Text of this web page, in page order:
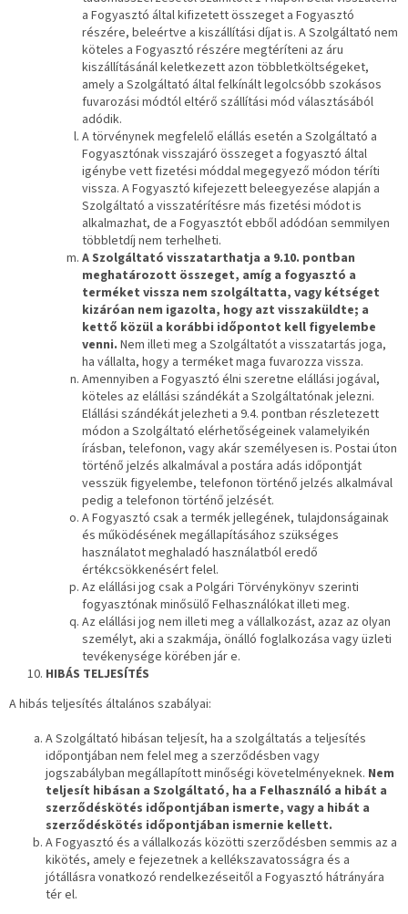
a Fogyasztó által kifizetett összeget a Fogyasztó
részére, beleértve a kiszállítási díjat is. A Szolgáltató nem
köteles a Fogyasztó részére megtéríteni az áru
kiszállításánál keletkezett azon többletköltségeket,
amely a Szolgáltató által felkínált legolcsóbb szokásos
fuvarozási módtól eltérő szállítási mód választásából
adódik.
A törvénynek megfelelő elállás esetén a Szolgáltató a
Fogyasztónak visszajáró összeget a fogyasztó által
igénybe vett fizetési móddal megegyező módon téríti
vissza. A Fogyasztó kifejezett beleegyezése alapján a
Szolgáltató a visszatérítésre más fizetési módot is
alkalmazhat, de a Fogyasztót ebből adódóan semmilyen
többletdíj nem terhelheti.
A Szolgáltató visszatarthatja a 9.10. pontban
meghatározott összeget, amíg a fogyasztó a
terméket vissza nem szolgáltatta, vagy kétséget
kizáróan nem igazolta, hogy azt visszaküldte; a
kettő közül a korábbi időpontot kell figyelembe
venni. Nem illeti meg a Szolgáltatót a visszatartás joga,
ha vállalta, hogy a terméket maga fuvarozza vissza.
Amennyiben a Fogyasztó élni szeretne elállási jogával,
köteles az elállási szándékát a Szolgáltatónak jelezni.
Elállási szándékát jelezheti a 9.4. pontban részletezett
módon a Szolgáltató elérhetőségeinek valamelyikén
írásban, telefonon, vagy akár személyesen is. Postai úton
történő jelzés alkalmával a postára adás időpontját
vesszük figyelembe, telefonon történő jelzés alkalmával
pedig a telefonon történő jelzését.
A Fogyasztó csak a termék jellegének, tulajdonságainak
és működésének megállapításához szükséges
használatot meghaladó használatból eredő
értékcsökkenésért felel.
Az elállási jog csak a Polgári Törvénykönyv szerinti
fogyasztónak minősülő Felhasználókat illeti meg.
Az elállási jog nem illeti meg a vállalkozást, azaz az olyan
személyt, aki a szakmája, önálló foglalkozása vagy üzleti
tevékenysége körében jár e.
HIBÁS TELJESÍTÉS
A hibás teljesítés általános szabályai:
A Szolgáltató hibásan teljesít, ha a szolgáltatás a teljesítés
időpontjában nem felel meg a szerződésben vagy
jogszabályban megállapított minőségi követelményeknek. Nem
teljesít hibásan a Szolgáltató, ha a Felhasználó a hibát a
szerződéskötés időpontjában ismerte, vagy a hibát a
szerződéskötés időpontjában ismernie kellett.
A Fogyasztó és a vállalkozás közötti szerződésben semmis az a
kikötés, amely e fejezetnek a kellékszavatosságra és a
jótállásra vonatkozó rendelkezéseitől a Fogyasztó hátrányára
tér el.